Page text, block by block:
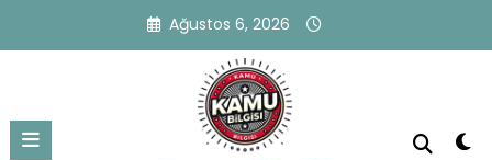
Ağustos 6, 2026